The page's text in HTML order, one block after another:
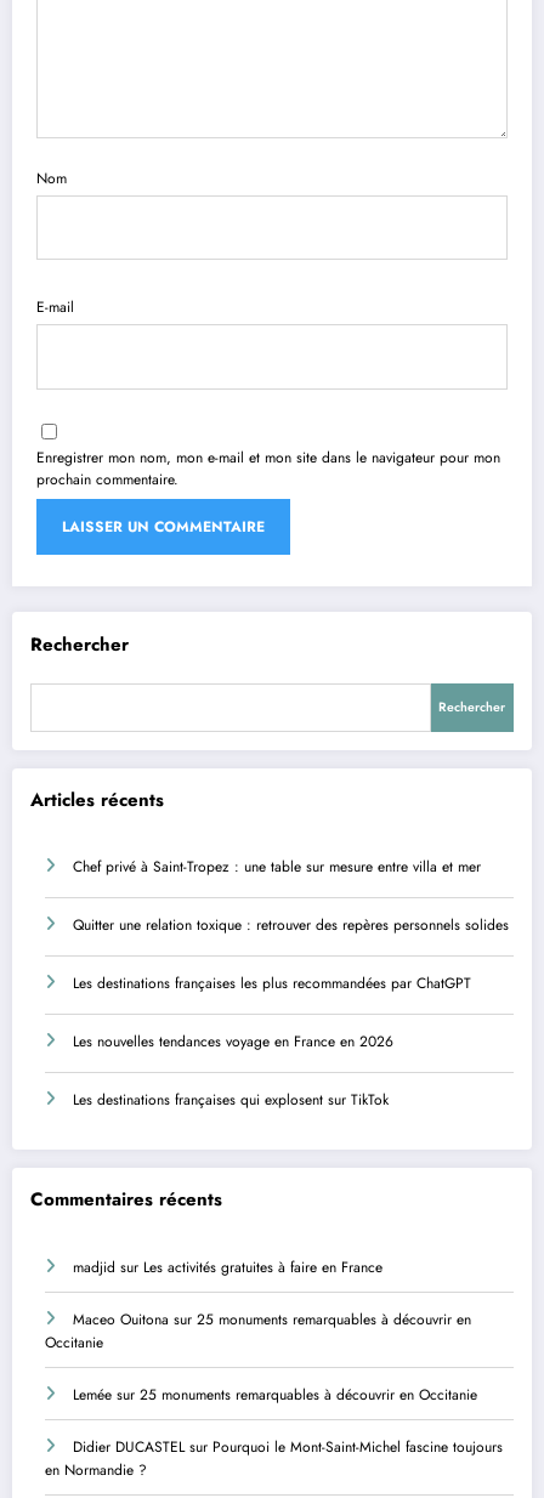
Nom
E-mail
Enregistrer mon nom, mon e-mail et mon site dans le navigateur pour mon
prochain commentaire.
Rechercher
Rechercher
Articles récents
Chef privé à Saint-Tropez : une table sur mesure entre villa et mer
Quitter une relation toxique : retrouver des repères personnels solides
Les destinations françaises les plus recommandées par ChatGPT
Les nouvelles tendances voyage en France en 2026
Les destinations françaises qui explosent sur TikTok
Commentaires récents
madjid sur Les activités gratuites à faire en France
Maceo Ouitona sur 25 monuments remarquables à découvrir en
Occitanie
Lemée sur 25 monuments remarquables à découvrir en Occitanie
Didier DUCASTELsur Pourquoi le Mont-Saint-Michel fascine toujours
en Normandie ?